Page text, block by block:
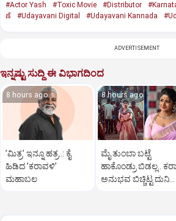
#Actor Yash #Toxic Movie #Distributor
ಣೆ
#Udayavani Digital #Udayavani Kannada
ADVERTISEMENT
ಇನ್ನಷ್ಟು ಸುದ್ದಿ ಈ ವಿಭಾಗದಿಂದ
8 hours ago
ʼಮಿತ್ರʼ ಇನ್ನೂ ಹತ್ರ..: ಕೈ
ಹಿಡಿದ ʼಕರಾವಳಿʼ
ಮಹಾಬಲ
8 hours ago
ಮೈ ತುಂಬಾ ಬಟ್ಟೆ
ಹಾಕೊಂಡ್ರು ಬಿಡಲ್ಲ..
ಅನುಭವ ಬಿಚ್ಚಿಟ್ಟ